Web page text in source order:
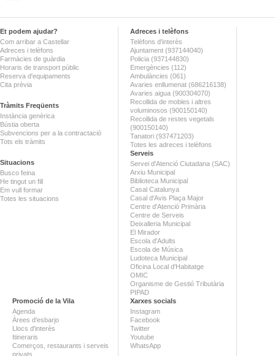
Et podem ajudar?
Com arribar a Castellar
Adreces i telèfons
Farmàcies de guàrdia
Horaris de transport públic
Reserva d'equipaments
Cita prèvia
Tràmits Freqüents
Instància genèrica
Bústia oberta
Subvencions per a la contractació
Tots els tràmits
Situacions
Busco feina
He tingut un fill
Em vull formar
Totes les situacions
Adreces i telèfons
Telèfons d'interès
Ajuntament (937144040)
Policia (937144830)
Emergències (112)
Ambulàncies (061)
Avaries enllumenat (686216138)
Avaries aigua (900304070)
Recollida de mobles i altres
voluminosos (900150140)
Recollida de restes vegetals
(900150140)
Tanatori (937471203)
Totes les adreces i telèfons
Serveis
Servei d'Atenció Ciutadana (SAC)
Arxiu Municipal
Biblioteca Municipal
Casal Catalunya
Casal d'Avis Plaça Major
Centre d'Atenció Primària
Centre de Serveis
Deixalleria Municipal
El Mirador
Escola d'Adults
Escola de Música
Ludoteca Municipal
Oficina Local d'Habitatge
OMIC
Organisme de Gestió Tributària
PIPAD
Promoció de la Vila
Agenda
Àrees d'esbarjo
Llocs d'interès
Itineraris
Comerços, restaurants i serveis
privats
Xarxes socials
Instagram
Facebook
Twitter
Youtube
WhatsApp